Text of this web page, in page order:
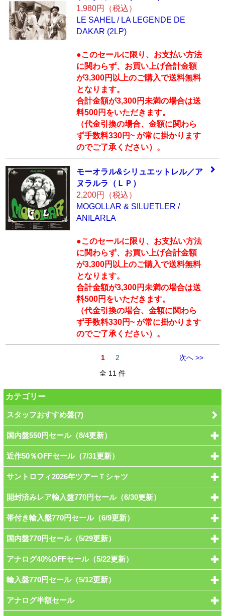
1,980円（税込）
LE SAHEL / LA LEGENDE DE
DAKAR (2LP)
●このセールに限り、お支払い方法
に関わらず、お買い上げ合計金額
が3,300円以上のご購入で送料無料
となります。
合計金額が3,300円未満の場合は送
料500円をいただきます。
（代金引換の場合、金額に関わら
ず手数料330円~ が常に掛かります
のでご了承ください）。
モーオラル&シリュエットレル／ア
ヌラルラ（ＬＰ ）
2,200円（税込）
MOGOLLAR & SILUETLER /
ANILARLA
●このセールに限り、お支払い方法
に関わらず、お買い上げ合計金額
が3,300円以上のご購入で送料無料
となります。
合計金額が3,300円未満の場合は送
料500円をいただきます。
（代金引換の場合、金額に関わら
ず手数料330円~ が常に掛かります
のでご了承ください）。
1 2
次へ >>
全 11 件
カテゴリー
スタッフおすすめ盤(7)
国内盤550円セール（8/4更新）
近作50％OFFセール（7/31更新）
サントロフィ2026年ツアーＴシャツ
開封済みレア輸入盤770円セール（6/30更新）
帯付き輸入盤770円セール（6/9更新）
国内盤770円セール（5/29更新）
アナログ40%OFFセール（5/22更新）
輸入盤770円セール（5/12更新）
アナログ半額セール